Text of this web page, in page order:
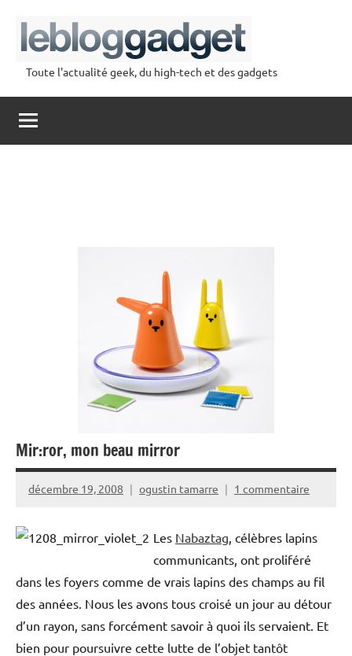
contenu
lebloggadget
Toute l'actualité geek, du high-tech et des gadgets
Mir:ror, mon beau mirror
décembre 19, 2008 ogustin tamarre 1 commentaire
Les Nabaztag , célèbres lapins
communicants, ont proliféré
dans les foyers comme de vrais lapins des champs au fil
des années. Nous les avons tous croisé un jour au détour
d’un rayon, sans forcément savoir à quoi ils servaient. Et
bien pour poursuivre cette lutte de l’objet tantôt